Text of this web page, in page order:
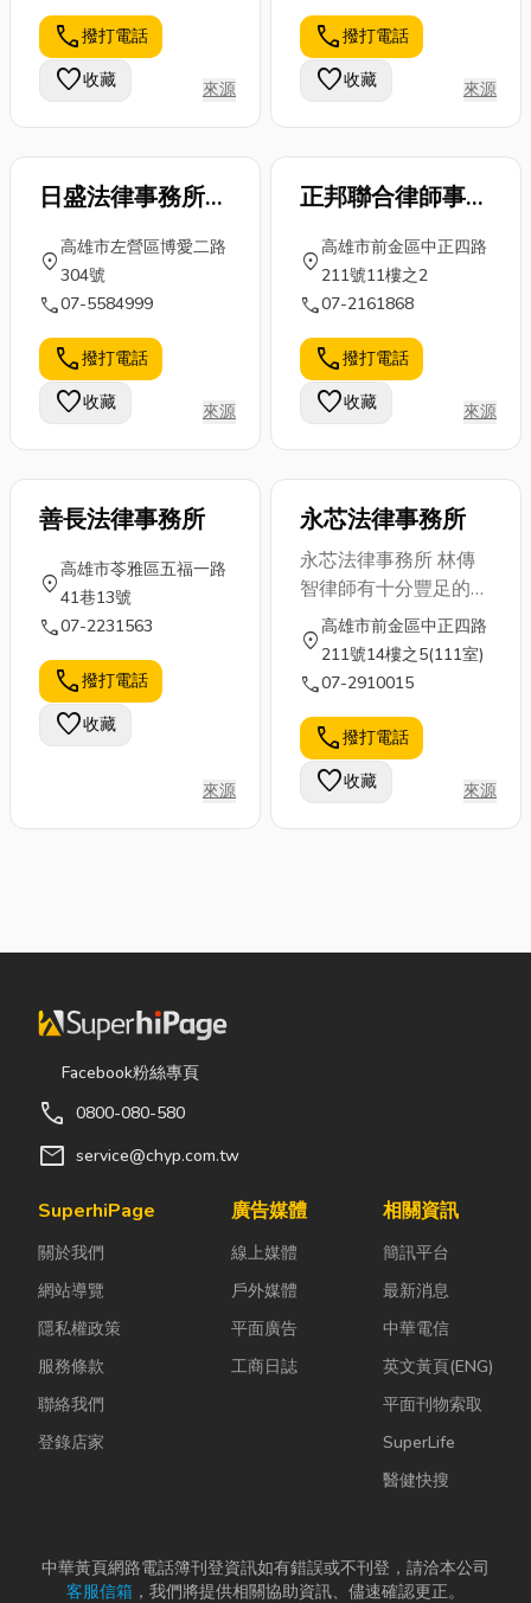
香氛推薦，以
及台中調香推
薦店家，讓你
輕鬆找到最適
合自己的香
氛，打...
建築的好處，
文末還會放上
目前高雄綠建
築推薦廠商，
想了解更多
就...
什麼電梯需要
定期保養？ 為
什麼電梯需
call撥打電話
favorite收藏 來源
call撥打電話
favorite收藏 來源
日盛法律事務所
(高雄所)
location_on
高雄市左營區博愛二路
304號
call07-5584999
call撥打電話
favorite收藏 來源
正邦聯合律師事務
location_on
高雄市前金區中正四路
211號11樓之2
call07-2161868
call撥打電話
favorite收藏 來源
善長法律事務所
location_on
高雄市苓雅區五福一路
41巷13號
call07-2231563
call撥打電話
favorite收藏
來源
永芯法律事務所
永芯法律事務所 林傳
智律師有十分豐足的訴
訟經驗及專業的法律知
識，善於替每一個客戶
解析『訴訟』的各個面
都能夠給予最精確的輔
助，適度給予正確的法
律建議，為客戶爭取應
location_on
高雄市前金區中正四路
211號14樓之5(111室)
call07-2910015
call撥打電話
favorite收藏 來源
Facebook粉絲專頁
call 0800-080-580
mail service@chyp.com.tw
SuperhiPage
關於我們
網站導覽
隱私權政策
服務條款
聯絡我們
登錄店家
廣告媒體
線上媒體
戶外媒體
平面廣告
工商日誌
相關資訊
簡訊平台
最新消息
中華電信
英文黃頁(ENG)
平面刊物索取
SuperLife
醫健快搜
中華黃頁網路電話簿刊登資訊如有錯誤或不刊登，請洽本公司
客服信箱 ，我們將提供相關協助資訊、儘速確認更正。